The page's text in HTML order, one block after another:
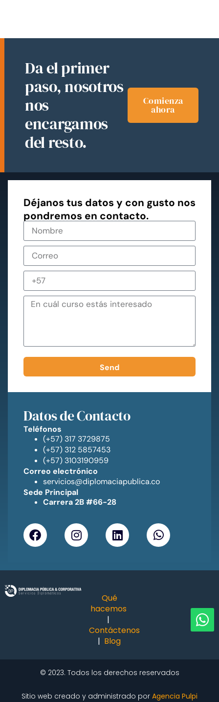
Da el primer
paso, nosotros
nos
encargamos
del resto.
Comienza
ahora
Déjanos tus datos y con gusto nos
pondremos en contacto.
Send
Datos de Contacto
Teléfonos
(+57) 317 3729875
(+57) 312 5857453
(+57) 3103190959
Correo electrónico
servicios@diplomaciapublica.co
Sede Principal
Carrera 2B #66-28
Qué
hacemos
|
Contáctenos
| Blog
© 2023. Todos los derechos reservados
Sitio web creado y administrado por Agencia Pulpi